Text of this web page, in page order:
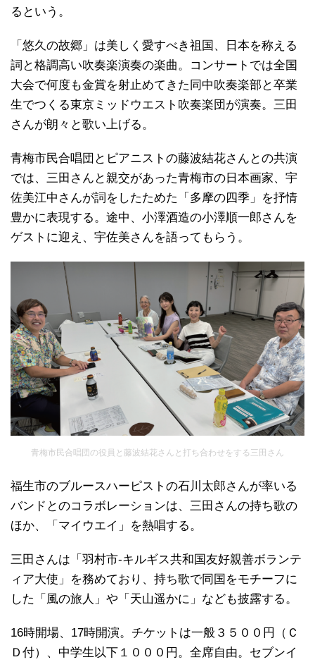
るという。
「悠久の故郷」は美しく愛すべき祖国、日本を称える
詞と格調高い吹奏楽演奏の楽曲。コンサートでは全国
大会で何度も金賞を射止めてきた同中吹奏楽部と卒業
生でつくる東京ミッドウエスト吹奏楽団が演奏。三田
さんが朗々と歌い上げる。
青梅市民合唱団とピアニストの藤波結花さんとの共演
では、三田さんと親交があった青梅市の日本画家、宇
佐美江中さんが詞をしたためた「多摩の四季」を抒情
豊かに表現する。途中、小澤酒造の小澤順一郎さんを
ゲストに迎え、宇佐美さんを語ってもらう。
青梅市民合唱団の役員と藤波結花さんと打ち合わせをする三田さん
福生市のブルースハーピストの石川太郎さんが率いる
バンドとのコラボレーションは、三田さんの持ち歌の
ほか、「マイウエイ」を熱唱する。
三田さんは「羽村市‐キルギス共和国友好親善ボランテ
ィア大使」を務めており、持ち歌で同国をモチーフに
した「風の旅人」や「天山遥かに」なども披露する。
16時開場、17時開演。チケットは一般３５００円（Ｃ
Ｄ付）、中学生以下１０００円。全席自由。セブンイ